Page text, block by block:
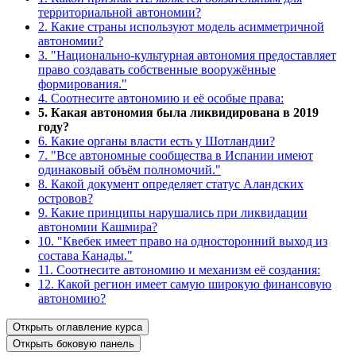
территориальной автономии?
2. Какие страны используют модель асимметричной
автономии?
3. "Национально-культурная автономия предоставляет
право создавать собственные вооружённые
формирования."
4. Соотнесите автономию и её особые права:
5. Какая автономия была ликвидирована в 2019
году?
6. Какие органы власти есть у Шотландии?
7. "Все автономные сообщества в Испании имеют
одинаковый объём полномочий."
8. Какой документ определяет статус Аландских
островов?
9. Какие принципы нарушались при ликвидации
автономии Кашмира?
10. "Квебек имеет право на односторонний выход из
состава Канады."
11. Соотнесите автономию и механизм её создания:
12. Какой регион имеет самую широкую финансовую
автономию?
Открыть оглавление курса
Открыть боковую панель